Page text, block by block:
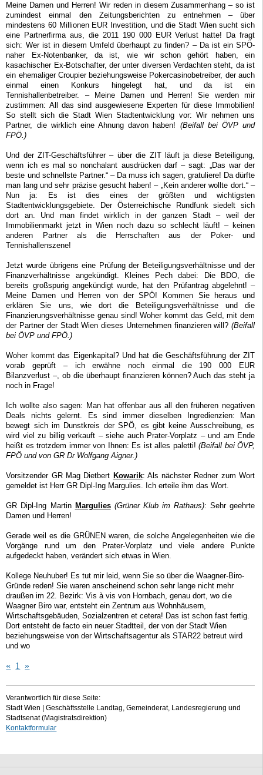
Meine Damen und Herren! Wir reden in diesem Zusammenhang – so ist
zumindest einmal den Zeitungsberichten zu entnehmen – über
mindestens 60 Millionen EUR Investition, und die Stadt Wien sucht sich
eine Partnerfirma aus, die 2011 190 000 EUR Verlust hatte! Da fragt
sich: Wer ist in diesem Umfeld überhaupt zu finden? – Da ist ein SPÖ-
naher Ex-Notenbanker, da ist, wie wir schon gehört haben, ein
kasachischer Ex-Botschafter, der unter diversen Verdachten steht, da ist
ein ehemaliger Croupier beziehungsweise Pokercasinobetreiber, der auch
einmal einen Konkurs hingelegt hat, und da ist ein
Tennishallenbetreiber. – Meine Damen und Herren! Sie werden mir
zustimmen: All das sind ausgewiesene Experten für diese Immobilien!
So stellt sich die Stadt Wien Stadtentwicklung vor: Wir nehmen uns
Partner, die wirklich eine Ahnung davon haben! (Beifall bei ÖVP und
FPÖ.)
Und der ZIT-Geschäftsführer – über die ZIT läuft ja diese Beteiligung,
wenn ich es mal so nonchalant ausdrücken darf – sagt: „Das war der
beste und schnellste Partner.“ – Da muss ich sagen, gratuliere! Da dürfte
man lang und sehr präzise gesucht haben! – „Kein anderer wollte dort.“ –
Nun ja: Es ist dies eines der größten und wichtigsten
Stadtentwicklungsgebiete. Der Österreichische Rundfunk siedelt sich
dort an. Und man findet wirklich in der ganzen Stadt – weil der
Immobilienmarkt jetzt in Wien noch dazu so schlecht läuft! – keinen
anderen Partner als die Herrschaften aus der Poker- und
Tennishallenszene!
Jetzt wurde übrigens eine Prüfung der Beteiligungsverhältnisse und der
Finanzverhältnisse angekündigt. Kleines Pech dabei: Die BDO, die
bereits großspurig angekündigt wurde, hat den Prüfantrag abgelehnt! –
Meine Damen und Herren von der SPÖ! Kommen Sie heraus und
erklären Sie uns, wie dort die Beteiligungsverhältnisse und die
Finanzierungsverhältnisse genau sind! Woher kommt das Geld, mit dem
der Partner der Stadt Wien dieses Unternehmen finanzieren will? (Beifall
bei ÖVP und FPÖ.)
Woher kommt das Eigenkapital? Und hat die Geschäftsführung der ZIT
vorab geprüft – ich erwähne noch einmal die 190 000 EUR
Bilanzverlust –, ob die überhaupt finanzieren können? Auch das steht ja
noch in Frage!
Ich wollte also sagen: Man hat offenbar aus all den früheren negativen
Deals nichts gelernt. Es sind immer dieselben Ingredienzien: Man
bewegt sich im Dunstkreis der SPÖ, es gibt keine Ausschreibung, es
wird viel zu billig verkauft – siehe auch Prater-Vorplatz – und am Ende
heißt es trotzdem immer von Ihnen: Es ist alles paletti!(Beifall bei ÖVP,
FPÖ und von GR Dr Wolfgang Aigner.)
Vorsitzender GR Mag Dietbert Kowarik: Als nächster Redner zum Wort
gemeldet ist Herr GR Dipl-Ing Margulies. Ich erteile ihm das Wort.
GR Dipl-Ing Martin Margulies(Grüner Klub im Rathaus): Sehr geehrte
Damen und Herren!
Gerade weil es die GRÜNEN waren, die solche Angelegenheiten wie die
Vorgänge rund um den Prater-Vorplatz und viele andere Punkte
aufgedeckt haben, verändert sich etwas in Wien.
Kollege Neuhuber! Es tut mir leid, wenn Sie so über die Waagner-Biro-
Gründe reden! Sie waren anscheinend schon sehr lange nicht mehr
draußen im 22. Bezirk: Vis à vis von Hornbach, genau dort, wo die
Waagner Biro war, entsteht ein Zentrum aus Wohnhäusern,
Wirtschaftsgebäuden, Sozialzentren et cetera! Das ist schon fast fertig.
Dort entsteht de facto ein neuer Stadtteil, der von der Stadt Wien
beziehungsweise von der Wirtschaftsagentur als STAR22 betreut wird
und wo
« 1 »
Verantwortlich für diese Seite:
Stadt Wien | Geschäftsstelle Landtag, Gemeinderat, Landesregierung und
Stadtsenat (Magistratsdirektion)
Kontaktformular